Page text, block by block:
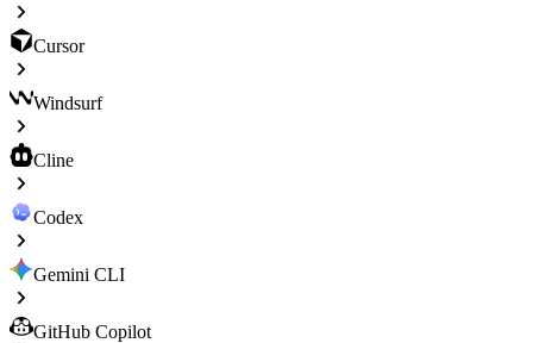
Cursor
Windsurf
Cline
Codex
Gemini CLI
GitHub Copilot